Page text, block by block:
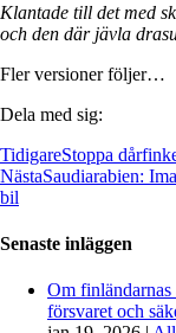
Klantade till det med
och den där jävla
Fler versioner följer…
Dela med sig:
TidigareStoppa
NästaSaudiarabien:
bil
Senaste inläggen
Om
försvaret och